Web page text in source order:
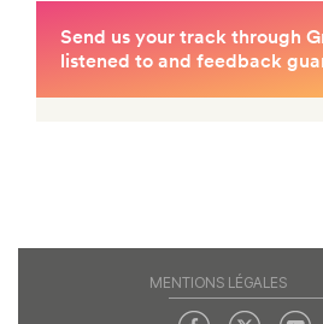
MENTIONS LÉGALES